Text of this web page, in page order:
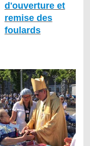
d'ouverture et
remise des
foulards